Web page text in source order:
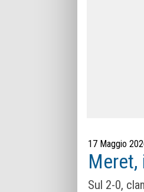
17 Maggio
Sul 2-0,